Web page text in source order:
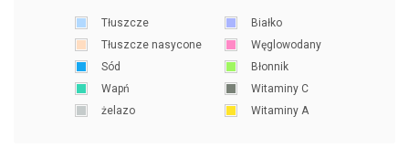
Tłuszcze
Białko
Tłuszcze nasycone
Węglowodany
Sód
Błonnik
Wapń
Witaminy C
żelazo
Witaminy A